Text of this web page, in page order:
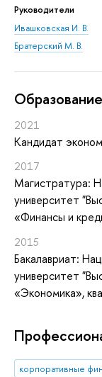
Руководители
Ивашковская И. В.
Братерский М. В.
2021
Кандидат
2017
Магистратура:
университет
«Финансы и
2015
Бакалавриат:
университет
«Экономика»,
корпоративные